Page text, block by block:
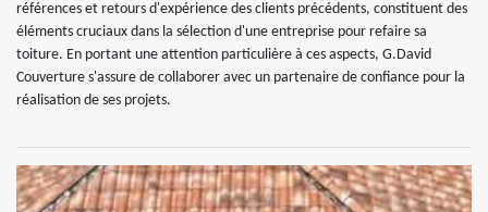
références et retours d'expérience des clients précédents, constituent des
éléments cruciaux dans la sélection d'une entreprise pour refaire sa
toiture. En portant une attention particulière à ces aspects, G.David
Couverture s'assure de collaborer avec un partenaire de confiance pour la
réalisation de ses projets.